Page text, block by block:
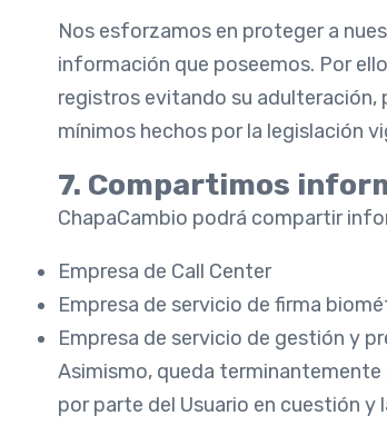
Nos esforzamos en proteger a
información que poseemos. Por
registros evitando su adulteración,
mínimos hechos por la legislación
7. Compartimos
ChapaCambio podrá compartir
Empresa de Call Center
Empresa de servicio de firma
Empresa de servicio de gestión y
Asimismo, queda
por parte del Usuario en cuestión y